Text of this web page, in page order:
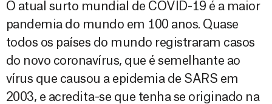
O atual surto mundial de COVID-19 é a maior
pandemia do mundo em 100 anos. Quase
todos os países do mundo registraram casos
do novo coronavírus, que é semelhante ao
vírus que causou a epidemia de SARS em
2003, e acredita-se que tenha se originado na